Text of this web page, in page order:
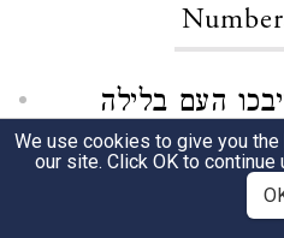
העם בלילה
המרגלים
מלפני משה
We use cookies to give you
our site. Click OK to continue